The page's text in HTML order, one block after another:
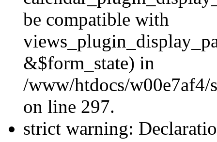
be compatible with
&$form_state) in
/www/htdocs/w00e7af4/
on line 297.
strict warning: